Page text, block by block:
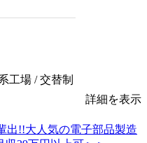
工場 / 交替制
詳細を表示